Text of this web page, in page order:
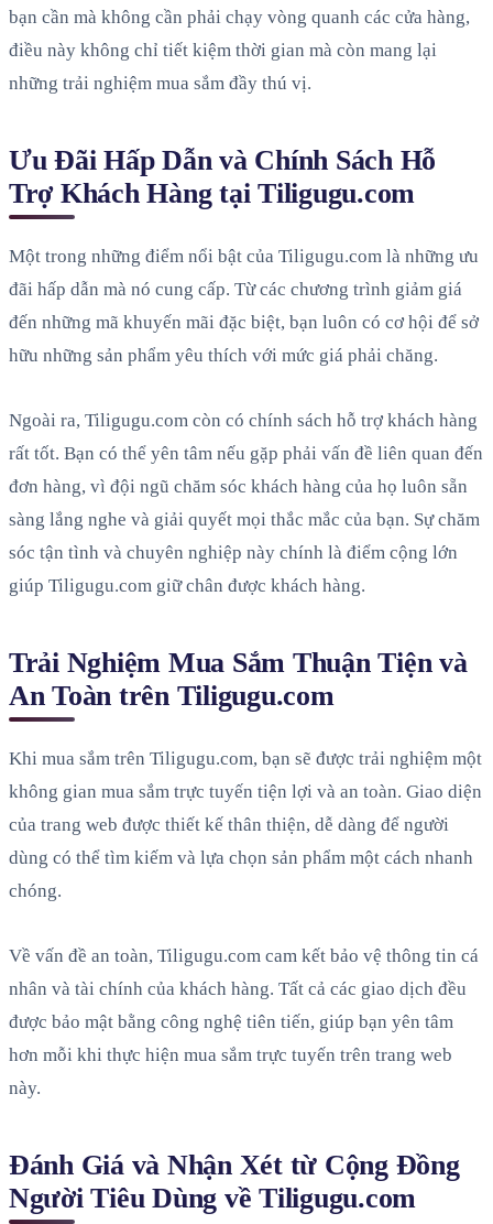
bạn cần mà không cần phải chạy vòng quanh các cửa hàng,
điều này không chỉ tiết kiệm thời gian mà còn mang lại
những trải nghiệm mua sắm đầy thú vị.
Ưu Đãi Hấp Dẫn và Chính Sách Hỗ
Trợ Khách Hàng tại Tiligugu.com
Một trong những điểm nổi bật của Tiligugu.com là những ưu
đãi hấp dẫn mà nó cung cấp. Từ các chương trình giảm giá
đến những mã khuyến mãi đặc biệt, bạn luôn có cơ hội để sở
hữu những sản phẩm yêu thích với mức giá phải chăng.
Ngoài ra, Tiligugu.com còn có chính sách hỗ trợ khách hàng
rất tốt. Bạn có thể yên tâm nếu gặp phải vấn đề liên quan đến
đơn hàng, vì đội ngũ chăm sóc khách hàng của họ luôn sẵn
sàng lắng nghe và giải quyết mọi thắc mắc của bạn. Sự chăm
sóc tận tình và chuyên nghiệp này chính là điểm cộng lớn
giúp Tiligugu.com giữ chân được khách hàng.
Trải Nghiệm Mua Sắm Thuận Tiện và
An Toàn trên Tiligugu.com
Khi mua sắm trên Tiligugu.com, bạn sẽ được trải nghiệm một
không gian mua sắm trực tuyến tiện lợi và an toàn. Giao diện
của trang web được thiết kế thân thiện, dễ dàng để người
dùng có thể tìm kiếm và lựa chọn sản phẩm một cách nhanh
chóng.
Về vấn đề an toàn, Tiligugu.com cam kết bảo vệ thông tin cá
nhân và tài chính của khách hàng. Tất cả các giao dịch đều
được bảo mật bằng công nghệ tiên tiến, giúp bạn yên tâm
hơn mỗi khi thực hiện mua sắm trực tuyến trên trang web
này.
Đánh Giá và Nhận Xét từ Cộng Đồng
Người Tiêu Dùng về Tiligugu.com